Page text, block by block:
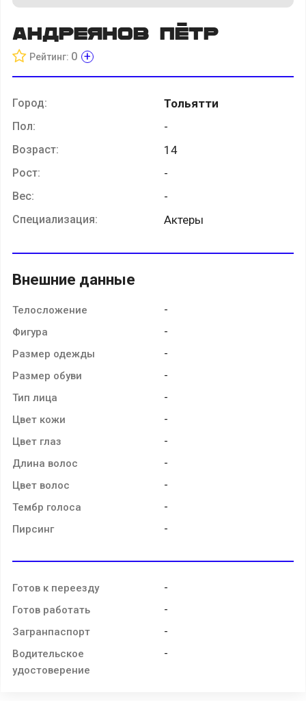
Андреянов Пётр
Рейтинг: 0 +
Город: Тольятти
Пол: -
Возраст: 14
Рост: -
Вес: -
Специализация: Актеры
Внешние данные
Телосложение -
Фигура -
Размер одежды -
Размер обуви -
Тип лица -
Цвет кожи -
Цвет глаз -
Длина волос -
Цвет волос -
Тембр голоса -
Пирсинг -
Готов к переезду -
Готов работать -
Загранпаспорт -
Водительское
удостоверение
-